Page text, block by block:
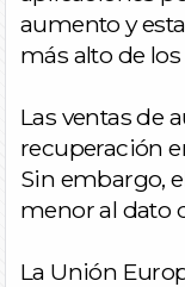
aumento y
más alto de los
Las ventas de
recuperación
Sin embargo,
menor al dato
La Unión